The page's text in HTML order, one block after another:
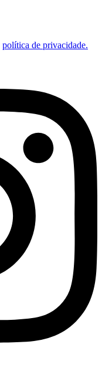
política de privacidade.